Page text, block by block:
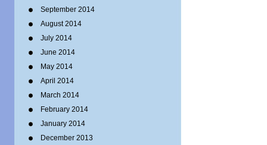
September 2014
August 2014
July 2014
June 2014
May 2014
April 2014
March 2014
February 2014
January 2014
December 2013